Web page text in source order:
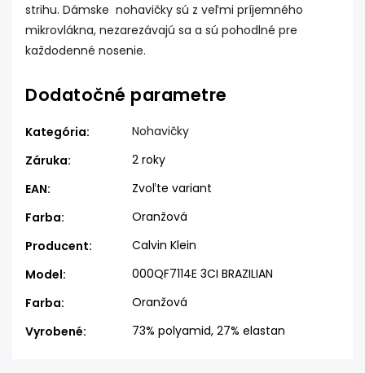
strihu. Dámske nohavičky sú z veľmi príjemného
mikrovlákna, nezarezávajú sa a sú pohodlné pre
každodenné nosenie.
Dodatočné parametre
Kategória:
Nohavičky
Záruka:
2 roky
EAN:
Zvoľte variant
Farba:
Oranžová
Producent:
Calvin Klein
Model:
000QF7114E 3CI BRAZILIAN
Farba:
Oranžová
Vyrobené: 73% polyamid, 27% elastan